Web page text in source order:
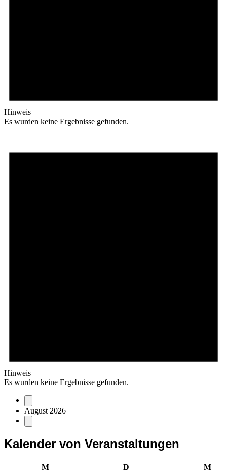
Hinweis
Es wurden keine Ergebnisse gefunden.
Hinweis
Es wurden keine Ergebnisse gefunden.
August 2026
Kalender von Veranstaltungen
MMontag D M